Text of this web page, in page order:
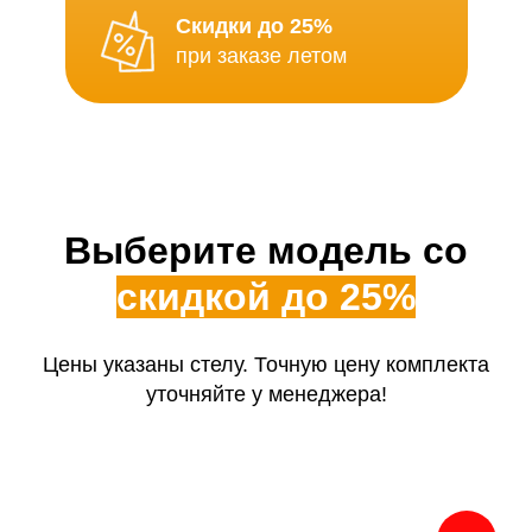
Скидки до 25%
при заказе летом
Выберите модель со
скидкой до 25%
Цены указаны стелу. Точную цену комплекта
уточняйте у менеджера!